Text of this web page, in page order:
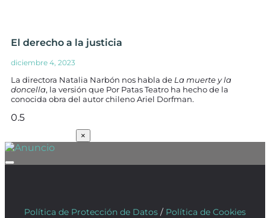
El derecho a la justicia
diciembre 4, 2023
La directora Natalia Narbón nos habla de La muerte y la
doncella, la versión que Por Patas Teatro ha hecho de la
conocida obra del autor chileno Ariel Dorfman.
×
Política de Protección de Datos / Política de Cookies